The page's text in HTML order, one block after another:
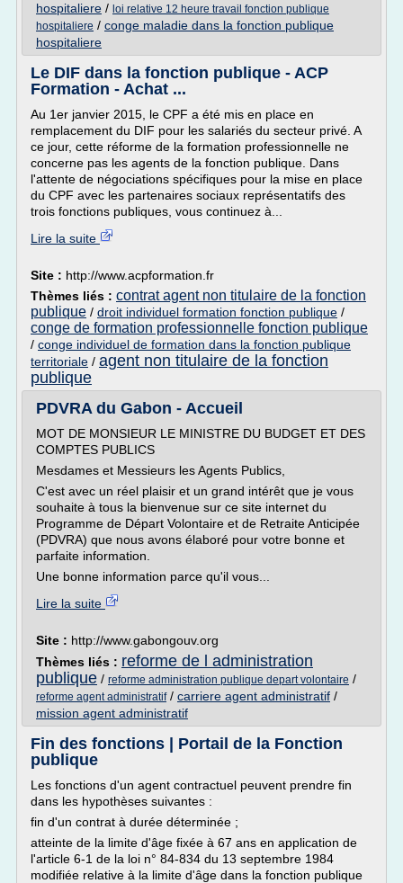
hospitaliere / loi relative 12 heure travail fonction publique
hospitaliere / conge maladie dans la fonction publique
hospitaliere
Le DIF dans la fonction publique - ACP
Formation - Achat ...
Au 1er janvier 2015, le CPF a été mis en place en
remplacement du DIF pour les salariés du secteur privé. A
ce jour, cette réforme de la formation professionnelle ne
concerne pas les agents de la fonction publique. Dans
l'attente de négociations spécifiques pour la mise en place
du CPF avec les partenaires sociaux représentatifs des
trois fonctions publiques, vous continuez à...
Lire la suite
Site : http://www.acpformation.fr
Thèmes liés : contrat agent non titulaire de la fonction
publique / droit individuel formation fonction publique /
conge de formation professionnelle fonction publique
/ conge individuel de formation dans la fonction publique
territoriale / agent non titulaire de la fonction
publique
PDVRA du Gabon - Accueil
MOT DE MONSIEUR LE MINISTRE DU BUDGET ET DES
COMPTES PUBLICS
Mesdames et Messieurs les Agents Publics,
C'est avec un réel plaisir et un grand intérêt que je vous
souhaite à tous la bienvenue sur ce site internet du
Programme de Départ Volontaire et de Retraite Anticipée
(PDVRA) que nous avons élaboré pour votre bonne et
parfaite information.
Une bonne information parce qu'il vous...
Lire la suite
Site : http://www.gabongouv.org
Thèmes liés : reforme de l administration
publique / reforme administration publique depart volontaire /
reforme agent administratif/ carriere agent administratif /
mission agent administratif
Fin des fonctions | Portail de la Fonction
publique
Les fonctions d'un agent contractuel peuvent prendre fin
dans les hypothèses suivantes :
fin d'un contrat à durée déterminée ;
atteinte de la limite d'âge fixée à 67 ans en application de
l'article 6-1 de la loi n° 84-834 du 13 septembre 1984
modifiée relative à la limite d'âge dans la fonction publique